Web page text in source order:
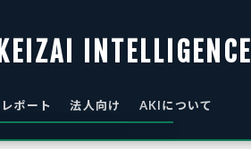
INTELLIGENCE
レポート 法人向け AKIについて